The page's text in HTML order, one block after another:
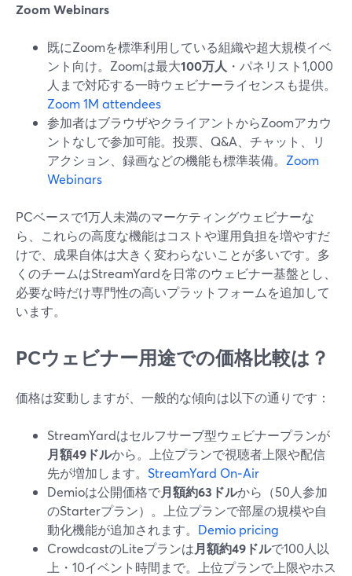
Zoom Webinars
既にZoomを標準利用している組織や超大規模イベ
ント向け。Zoomは最大100万人 ・パネリスト1,000
人まで対応する一時ウェビナーライセンスも提供。
Zoom 1M attendees
参加者はブラウザやクライアントからZoomアカウ
ントなしで参加可能。投票、Q&A、チャット、リ
アクション、録画などの機能も標準装備。 Zoom
Webinars
PCベースで1万人未満のマーケティングウェビナーな
ら、これらの高度な機能はコストや運用負担を増やすだ
けで、成果自体は大きく変わらないことが多いです。多
くのチームはStreamYardを日常のウェビナー基盤とし、
必要な時だけ専門性の高いプラットフォームを追加して
います。
PCウェビナー用途での価格比較は？
価格は変動しますが、一般的な傾向は以下の通りです：
StreamYardはセルフサーブ型ウェビナープランが
月額49ドルから。上位プランで視聴者上限や配信
先が増加します。 StreamYard On‑Air
Demioは公開価格で月額約63ドルから（50人参加
のStarterプラン）。上位プランで部屋の規模や自
動化機能が追加されます。 Demio pricing
CrowdcastのLiteプランは月額約49ドルで100人以
上・10イベント時間まで。上位プランで上限やホス